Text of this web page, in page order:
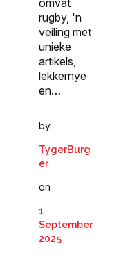
omvat
rugby, 'n
veiling met
unieke
artikels,
lekkernye
en…
by
TygerBurg
er
on
1
September
2025